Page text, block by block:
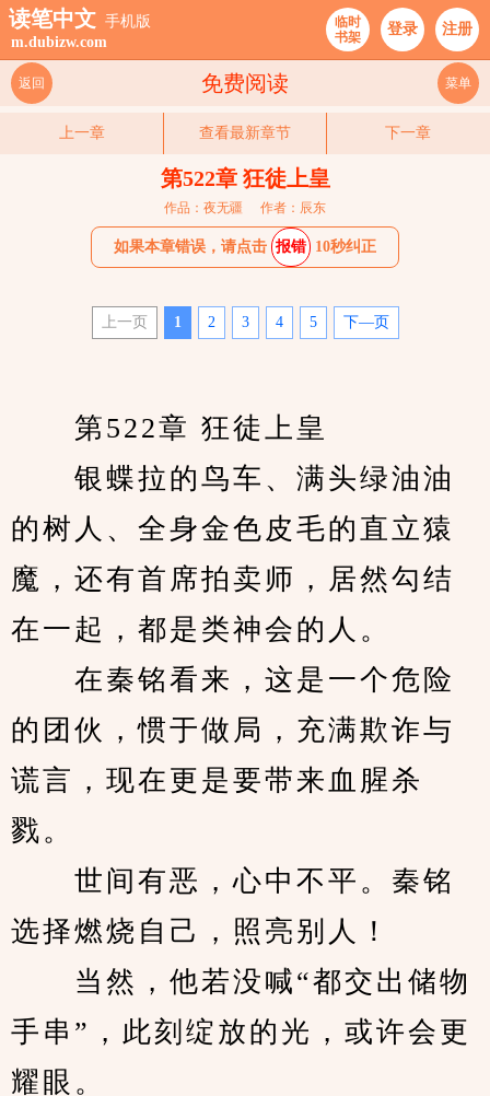
读笔中文 手机版
m.dubizw.com
临时
书架
登录 注册
免费阅读
返回 菜单
上一章 查看最新章节 下一章
第522章 狂徒上皇
作品：夜无疆 作者：辰东
如果本章错误，请点击 报错 10秒纠正
上一页 1 2 3 4 5 下—页
第522章 狂徒上皇
银蝶拉的鸟车、满头绿油油
的树人、全身金色皮毛的直立猿
魔，还有首席拍卖师，居然勾结
在一起，都是类神会的人。
在秦铭看来，这是一个危险
的团伙，惯于做局，充满欺诈与
谎言，现在更是要带来血腥杀
戮。
世间有恶，心中不平。秦铭
选择燃烧自己，照亮别人！
当然，他若没喊“都交出储物
手串”，此刻绽放的光，或许会更
耀眼。